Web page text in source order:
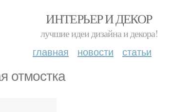
ИНТЕРЬЕР И ДЕКОР
лучшие идеи дизайна и декора!
главная новости статьи
отмостка